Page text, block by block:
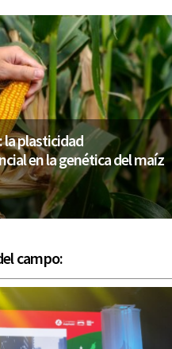
la plasticidad
en la genética del maíz
campo: